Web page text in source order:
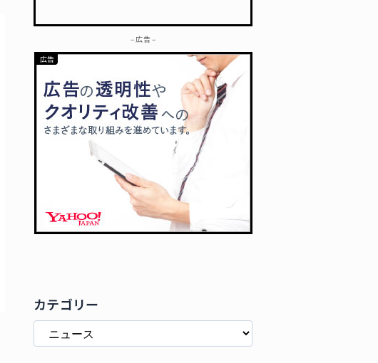
– 広告 –
カテゴリー